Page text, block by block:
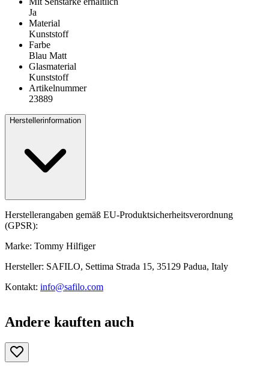
Ja
Material
Kunststoff
Farbe
Blau Matt
Glasmaterial
Kunststoff
Artikelnummer
23889
Herstellerinformation
Herstellerangaben gemäß EU-Produktsicherheitsverordnung
(GPSR):
Marke: Tommy Hilfiger
Hersteller: SAFILO, Settima Strada 15, 35129 Padua, Italy
Kontakt: info@safilo.com
Andere kauften auch